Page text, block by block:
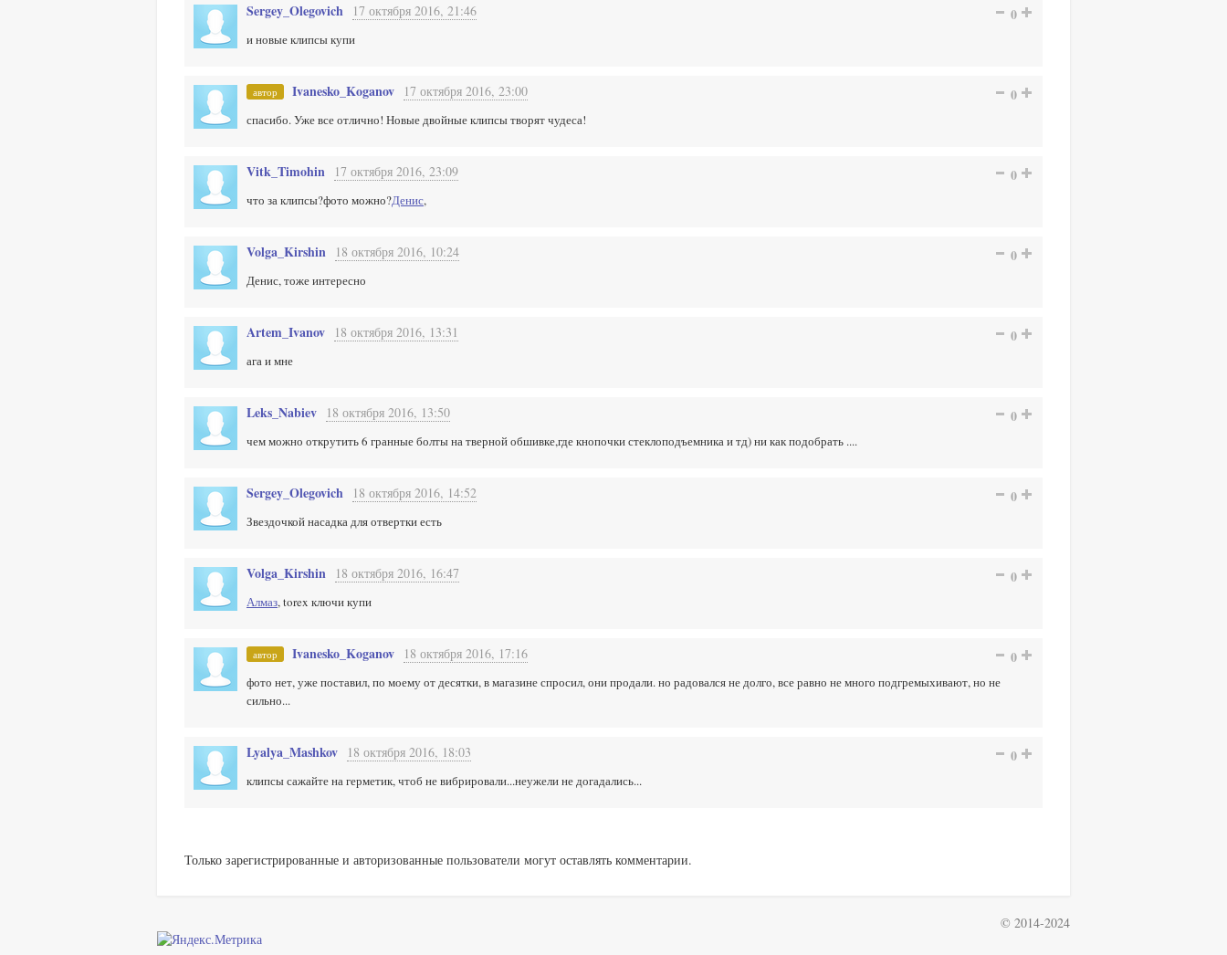
Sergey_Olegovich 17 октября 2016, 21:46 0
и новые клипсы купи
автор Ivanesko_Koganov 17 октября 2016, 23:00 0
спасибо. Уже все отлично! Новые двойные клипсы творят чудеса!
Vitk_Timohin 17 октября 2016, 23:09 0
что за клипсы?фото можно?Денис,
Volga_Kirshin 18 октября 2016, 10:24 0
Денис, тоже интересно
Artem_Ivanov 18 октября 2016, 13:31 0
ага и мне
Leks_Nabiev 18 октября 2016, 13:50 0
чем можно открутить 6 гранные болты на тверной обшивке,где кнопочки стеклоподъемника и тд) ни как подобрать ....
Sergey_Olegovich 18 октября 2016, 14:52 0
Звездочкой насадка для отвертки есть
Volga_Kirshin 18 октября 2016, 16:47 0
Алмаз, torex ключи купи
автор Ivanesko_Koganov 18 октября 2016, 17:16 0
фото нет, уже поставил, по моему от десятки, в магазине спросил, они продали. но радовался не долго, все равно не много подгремыхивают, но не
сильно...
Lyalya_Mashkov 18 октября 2016, 18:03 0
клипсы сажайте на герметик, чтоб не вибрировали...неужели не догадались...
Только зарегистрированные и авторизованные пользователи могут оставлять комментарии.
© 2014-2024